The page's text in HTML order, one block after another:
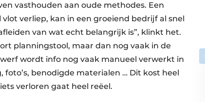
vasthouden aan oude methodes. Een
verliep, kan in een groeiend bedrijf al snel
van wat echt belangrijk is”, klinkt het.
planningstool, maar dan nog vaak in de
wordt info nog vaak manueel verwerkt in
benodigde materialen … Dit kost heel
verloren gaat heel reëel.